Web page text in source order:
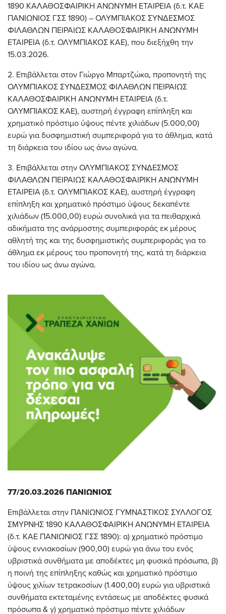
1890 ΚΑΛΑΘΟΣΦΑΙΡΙΚΗ ΑΝΩΝΥΜΗ ΕΤΑΙΡΕΙΑ (δ.τ. ΚΑΕ
ΠΑΝΙΩΝΙΟΣ ΓΣΣ 1890) – ΟΛΥΜΠΙΑΚΟΣ ΣΥΝΔΕΣΜΟΣ
ΦΙΛΑΘΛΩΝ ΠΕΙΡΑΙΩΣ ΚΑΛΑΘΟΣΦΑΙΡΙΚΗ ΑΝΩΝΥΜΗ
ΕΤΑΙΡΕΙΑ (δ.τ. ΟΛΥΜΠΙΑΚΟΣ ΚΑΕ), που διεξήχθη την
15.03.2026.
2. Επιβάλλεται στον Γιώργο Μπαρτζώκα, προπονητή της
ΟΛΥΜΠΙΑΚΟΣ ΣΥΝΔΕΣΜΟΣ ΦΙΛΑΘΛΩΝ ΠΕΙΡΑΙΩΣ
ΚΑΛΑΘΟΣΦΑΙΡΙΚΗ ΑΝΩΝΥΜΗ ΕΤΑΙΡΕΙΑ (δ.τ.
ΟΛΥΜΠΙΑΚΟΣ ΚΑΕ), αυστηρή έγγραφη επίπληξη και
χρηματικό πρόστιμο ύψους πέντε χιλιάδων (5.000,00)
ευρώ για δυσφημιστική συμπεριφορά για το άθλημα, κατά
τη διάρκεια του ιδίου ως άνω αγώνα.
3. Επιβάλλεται στην ΟΛΥΜΠΙΑΚΟΣ ΣΥΝΔΕΣΜΟΣ
ΦΙΛΑΘΛΩΝ ΠΕΙΡΑΙΩΣ ΚΑΛΑΘΟΣΦΑΙΡΙΚΗ ΑΝΩΝΥΜΗ
ΕΤΑΙΡΕΙΑ (δ.τ. ΟΛΥΜΠΙΑΚΟΣ ΚΑΕ), αυστηρή έγγραφη
επίπληξη και χρηματικό πρόστιμο ύψους δεκαπέντε
χιλιάδων (15.000,00) ευρώ συνολικά για τα πειθαρχικά
αδικήματα της ανάρμοστης συμπεριφοράς εκ μέρους
αθλητή της και της δυσφημιστικής συμπεριφοράς για το
άθλημα εκ μέρους του προπονητή της, κατά τη διάρκεια
του ιδίου ως άνω αγώνα.
77/20.03.2026 ΠΑΝΙΩΝΙΟΣ
Επιβάλλεται στην ΠΑΝΙΩΝΙΟΣ ΓΥΜΝΑΣΤΙΚΟΣ ΣΥΛΛΟΓΟΣ
ΣΜΥΡΝΗΣ 1890 ΚΑΛΑΘΟΣΦΑΙΡΙΚΗ ΑΝΩΝΥΜΗ ΕΤΑΙΡΕΙΑ
(δ.τ. ΚΑΕ ΠΑΝΙΩΝΙΟΣ ΓΣΣ 1890): α) χρηματικό πρόστιμο
ύψους εννιακοσίων (900,00) ευρώ για άνω του ενός
υβριστικά συνθήματα με αποδέκτες μη φυσικά πρόσωπα, β)
η ποινή της επίπληξης καθώς και χρηματικό πρόστιμο
ύψους χιλίων τετρακοσίων (1.400,00) ευρώ για υβριστικά
συνθήματα εκτεταμένης εντάσεως με αποδέκτες φυσικά
πρόσωπα & γ) χρηματικό πρόστιμο πέντε χιλιάδων